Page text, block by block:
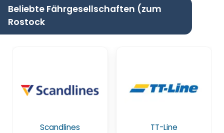
Beliebte Fährgesellschaften (zum
Rostock
Scandlines TT-Line